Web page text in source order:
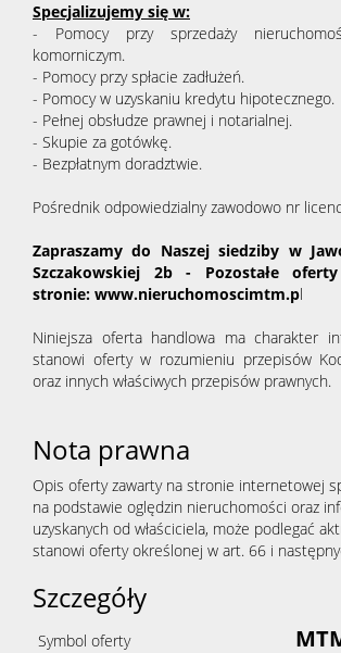
Specjalizujemy się w:
- Pomocy przy sprzedaży
komorniczym.
- Pomocy przy spłacie zadłużeń.
- Pomocy w uzyskaniu kredytu hipotecznego.
- Pełnej obsłudze prawnej i notarialnej.
- Skupie za gotówkę.
- Bezpłatnym doradztwie.
Pośrednik odpowiedzialny zawodowo nr
Zapraszamy do Naszej siedziby w
Szczakowskiej 2b - Pozostałe
stronie: www.nieruchomoscimtm.pl
Niniejsza oferta handlowa ma charakter
stanowi oferty w rozumieniu przepisów
oraz innych właściwych przepisów prawnych.
Nota prawna
Opis oferty zawarty na stronie internetowej
na podstawie oględzin nieruchomości oraz
uzyskanych od właściciela, może podlegać
stanowi oferty określonej w art. 66 i
Szczegóły
Symbol oferty